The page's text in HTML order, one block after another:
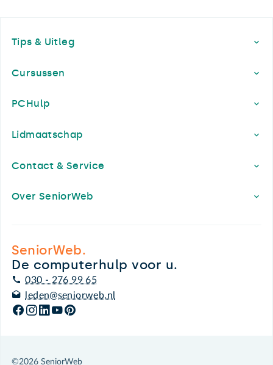
Tips & Uitleg
Cursussen
PCHulp
Lidmaatschap
Contact & Service
Over SeniorWeb
SeniorWeb.
De computerhulp voor u.
030 - 276 99 65
leden@seniorweb.nl
©2026 SeniorWeb